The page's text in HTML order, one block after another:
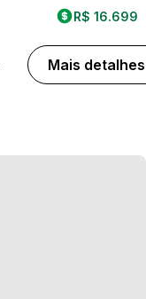
R$ 16.699
Mais detalhes